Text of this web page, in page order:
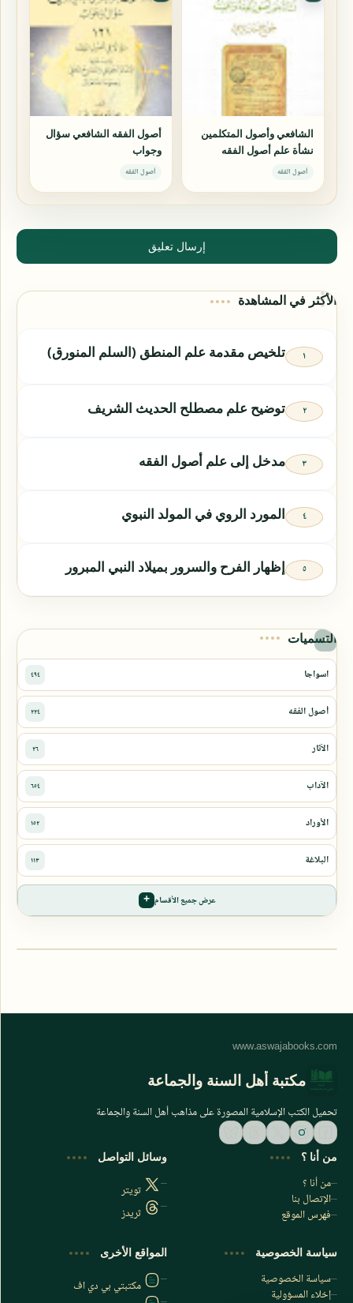
الشافعي وأصول المتكلمين
نشأة علم أصول الفقه
وأهميته
أصول الفقه
أصول الفقه الشافعي سؤال
وجواب
أصول الفقه
إرسال تعليق
الأكثر في المشاهدة
تلخيص مقدمة علم المنطق (السلم المنورق)
توضيح علم مصطلح الحديث الشريف
مدخل إلى علم أصول الفقه
المورد الروي في المولد النبوي
إظهار الفرح والسرور بميلاد النبي المبرور
التسميات
عرض جميع الأقسام
اشترك الآن
اشترك في قناتنا على تليجرام
مكتبة أهل السنة والجماعة
تحميل الكتب الإسلامية المصورة على مذاهب أهل السنة والجماعة
من أنا ؟
من أنا ؟
الإتصال بنا
فهرس الموقع
وسائل التواصل
تويتر
ثريدز
سياسة الخصوصية
سياسة الخصوصية
إخلاء المسؤولية
المواقع الأخرى
مكتبتي بي دي اف